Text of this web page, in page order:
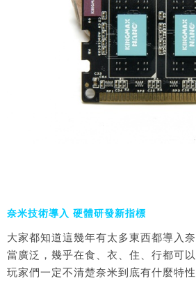
奈米技術導入 硬體研發新指標
大家都知道這幾年有太多東西都導入
當廣泛，幾乎在食、衣、住、行都可
玩家們一定不清楚奈米到底有什麼特